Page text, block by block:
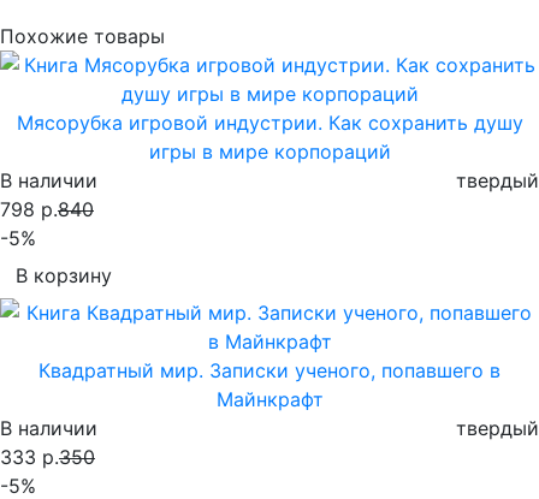
Похожие товары
Мясорубка игровой индустрии. Как сохранить душу
игры в мире корпораций
В наличии
твердый
798 р.840
-5%
В корзину
Квадратный мир. Записки ученого, попавшего в
Майнкрафт
В наличии
твердый
333 р.350
-5%